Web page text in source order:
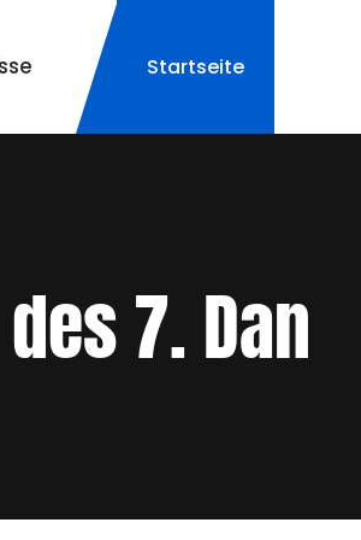
Startseite
7. Dan